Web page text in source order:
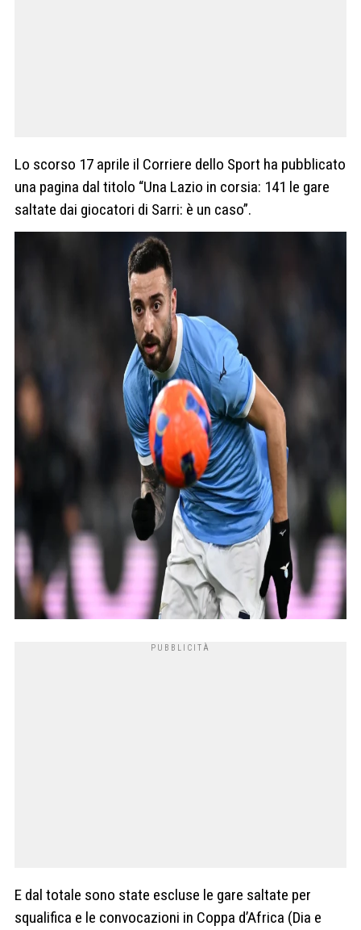
Lo scorso 17 aprile il Corriere dello Sport ha pubblicato
una pagina dal titolo “Una Lazio in corsia: 141 le gare
saltate dai giocatori di Sarri: è un caso”.
E dal totale sono state escluse le gare saltate per
squalifica e le convocazioni in Coppa d’Africa (Dia e